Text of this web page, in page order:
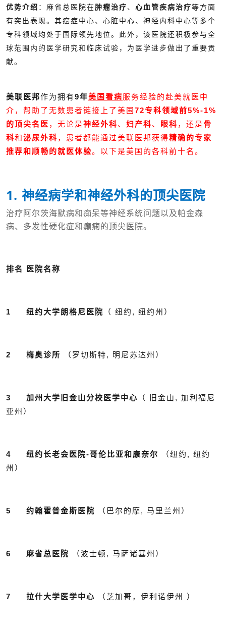
优势介绍 ：麻省总医院在肿瘤治疗、 心血管疾病治疗等方面
有突出表现。其癌症中心、心脏中心、神经内科中心等多个
专科领域均处于国际领先地位。此外，该医院还积极参与全
球范围内的医学研究和临床试验，为医学进步做出了重要贡
献。
美联医邦作为拥有9年美国看病服务经验的赴美就医中
介，帮助了无数患者链接上了美国 72专科领域前5%-1%
的顶尖名医 ，无论是神经外科、 妇产科、 眼科 ，还是骨
科和泌尿外科 ，患者都能通过美联医邦获得精确的专家
推荐和顺畅的就医体验。以下是美国的各科前十名。
1. 神经病学和神经外科的顶尖医院
治疗阿尔茨海默病和痴呆等神经系统问题以及帕金森
病、多发性硬化症和癫痫的顶尖医院。
排名 医院名称
1 纽约大学朗格尼医院 （ 纽约, 纽约州）
2 梅奥诊所 （罗切斯特, 明尼苏达州）
3 加州大学旧金山分校医学中心
（ 旧金山, 加利福尼
亚州）
4 纽约长老会医院-哥伦比亚和康奈尔
（纽约, 纽约
州）
5 约翰霍普金斯医院 （巴尔的摩, 马里兰州）
6 麻省总医院 （波士顿, 马萨诸塞州）
7 拉什大学医学中心 （芝加哥，伊利诺伊州 ）